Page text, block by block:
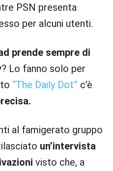
PSN presenta
per alcuni utenti.
prende sempre di
? Lo fanno solo per
“The Daily Dot” c’è
al famigerato gruppo
un’intervista
visto che, a